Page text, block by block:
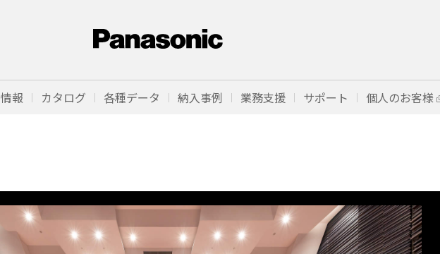
報 カタログ 各種データ 納入事例 業務支援 サポート 個人のお客様